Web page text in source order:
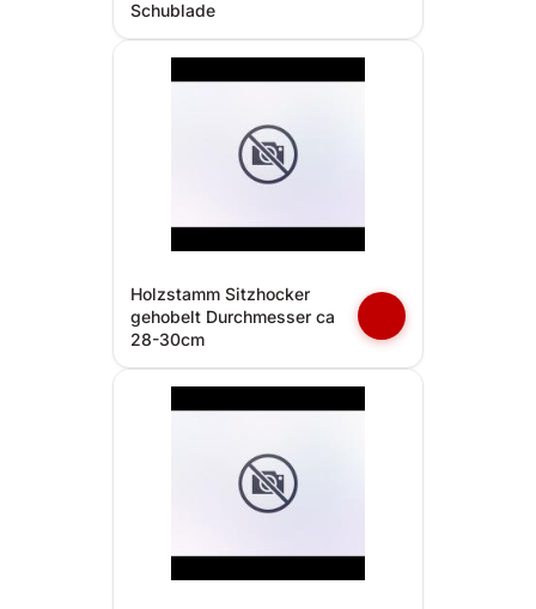
Schublade
Holzstamm Sitzhocker
gehobelt Durchmesser ca
28-30cm